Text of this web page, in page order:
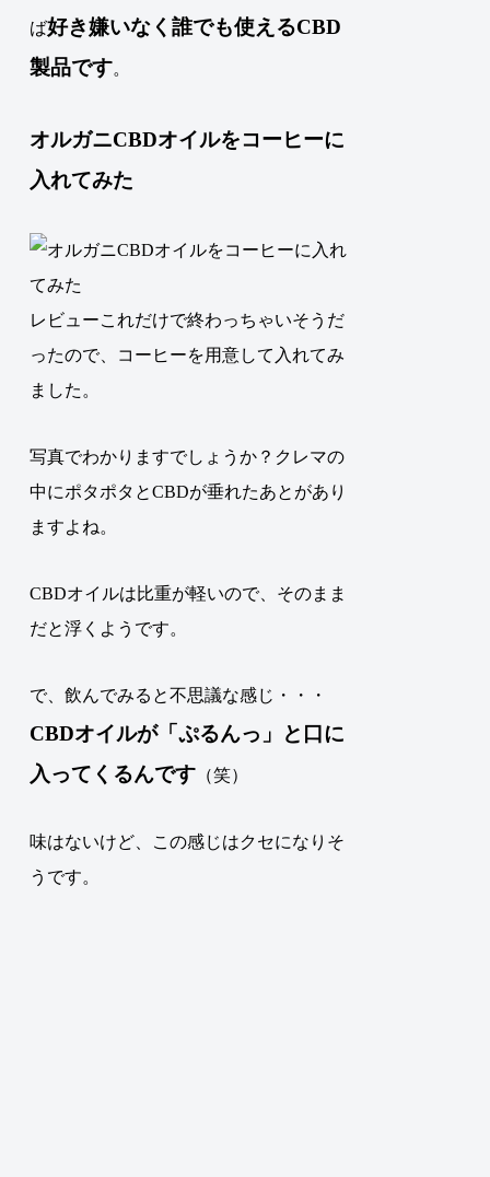
ば好き嫌いなく誰でも使えるCBD
製品です。
オルガニCBDオイルをコーヒーに
入れてみた
レビューこれだけで終わっちゃいそうだ
ったので、コーヒーを用意して入れてみ
ました。
写真でわかりますでしょうか？クレマの
中にポタポタとCBDが垂れたあとがあり
ますよね。
CBDオイルは比重が軽いので、そのまま
だと浮くようです。
で、飲んでみると不思議な感じ・・・
CBDオイルが「ぷるんっ」と口に
入ってくるんです （笑）
味はないけど、この感じはクセになりそ
うです。